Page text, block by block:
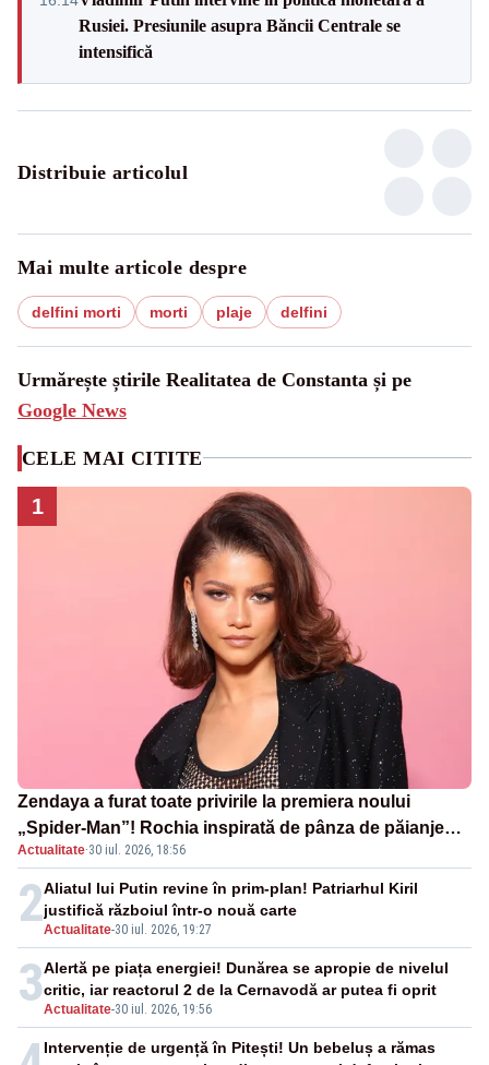
Rusiei. Presiunile asupra Băncii Centrale se
intensifică
Distribuie articolul
Mai multe articole despre
delfini morti morti plaje delfini
Urmărește știrile Realitatea de Constanta și pe
Google News
CELE MAI CITITE
1
Zendaya a furat toate privirile la premiera noului
„Spider-Man”! Rochia inspirată de pânza de păianjen a
făcut senzație
Actualitate·30 iul. 2026, 18:56
2Actualitate-30 iul. 2026, 19:27
Aliatul lui Putin revine în prim-plan! Patriarhul Kiril
justifică războiul într-o nouă carte
3Actualitate-30 iul. 2026, 19:56
Alertă pe piața energiei! Dunărea se apropie de nivelul
critic, iar reactorul 2 de la Cernavodă ar putea fi oprit
Intervenție de urgență în Pitești! Un bebeluș a rămas